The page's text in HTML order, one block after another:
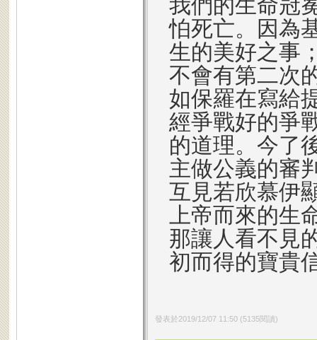
我們的生命冠
怕死亡。因為
生的美好之事
不會有第二次
如保羅在寫給
經爭戰好的爭
的道理。今了
主做公義的審
互見若欣慕伊
上帝而來的生
那讓人看不見
初而得的寶貴
發表於2019/12/07 11:50(5135閱讀)